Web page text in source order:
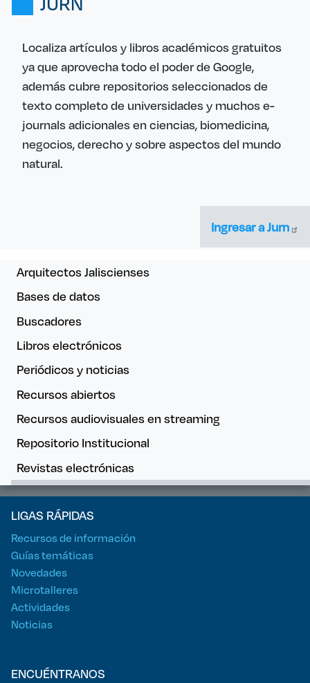
Navegación colecciones
Arquitectos Jaliscienses
Bases de datos
Buscadores
Libros electrónicos
Periódicos y noticias
Recursos abiertos
Recursos audiovisuales en streaming
Repositorio Institucional
Revistas electrónicas
Localiza artículos y libros académicos gratuitos
ya que aprovecha todo el poder de Google,
además cubre repositorios seleccionados de
texto completo de universidades y muchos e-
journals adicionales en ciencias, biomedicina,
negocios, derecho y sobre aspectos del mundo
natural.
Ingresar aJurn
LIGAS RÁPIDAS
Recursos de información
Guías temáticas
Novedades
Microtalleres
Actividades
Noticias
ENCUÉNTRANOS